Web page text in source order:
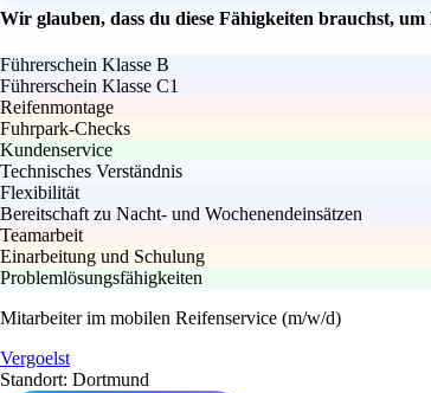
Wir glauben, dass du diese Fähigkeiten brauchst,
Führerschein Klasse B
Führerschein Klasse C1
Reifenmontage
Fuhrpark-Checks
Kundenservice
Technisches Verständnis
Flexibilität
Bereitschaft zu Nacht- und Wochenendeinsätzen
Teamarbeit
Einarbeitung und Schulung
Problemlösungsfähigkeiten
Mitarbeiter im mobilen Reifenservice (m/w/d)
Vergoelst
Standort: Dortmund